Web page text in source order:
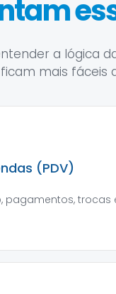
a lógica
mais fáceis
(PDV)
pagamentos, trocas